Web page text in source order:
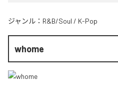
ジャンル： R&B/Soul / K-Pop
whome